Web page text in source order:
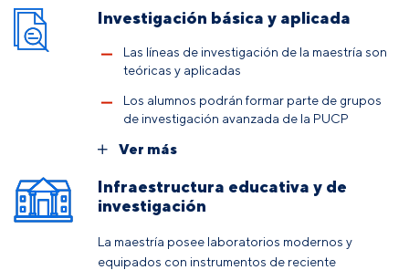
Investigación básica y aplicada
Las líneas de investigación de la maestría son
teóricas y aplicadas
Los alumnos podrán formar parte de grupos
de investigación avanzada de la PUCP
Ver más
Infraestructura educativa y de
investigación
La maestría posee laboratorios modernos y
equipados con instrumentos de reciente